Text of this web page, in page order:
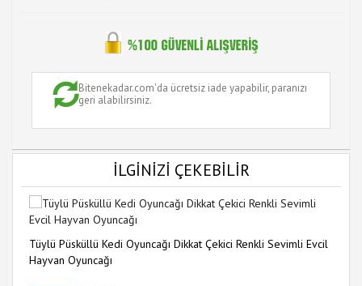
Bitenekadar.com'da ücretsiz iade yapabilir, paranızı
geri alabilirsiniz.
İLGİNİZİ ÇEKEBİLİR
Tüylü Püsküllü Kedi Oyuncağı Dikkat Çekici Renkli Sevimli Evcil
Hayvan Oyuncağı